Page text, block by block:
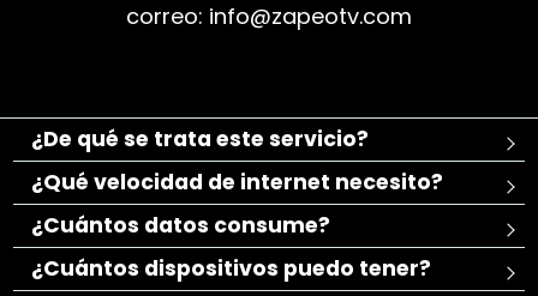
correo: info@zapeotv.com
¿De qué se trata este servicio?
¿Qué velocidad de internet necesito?
¿Cuántos datos consume?
¿Cuántos dispositivos puedo tener?